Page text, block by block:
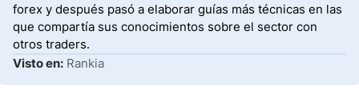
forex y después pasó a elaborar guías más técnicas en las
que compartía sus conocimientos sobre el sector con
otros traders.
Visto en: Rankia